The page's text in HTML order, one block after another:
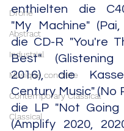
Drone
Abstract
Industrial
Musique concrète
Contemporary Classical
Classical
enthielten die
"My Machine"
die CD-R "You're
Best" (Glistening
2016), die
Century Music" (No
die LP "Not Going
(Amplify 2020,